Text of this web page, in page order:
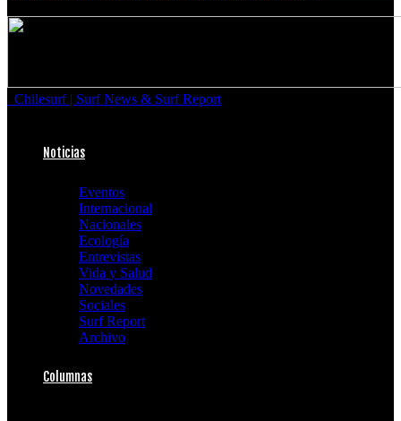
Chilesurf | Surf News & Surf Report
Noticias
Eventos
Internacional
Nacionales
Ecología
Entrevistas
Vida y Salud
Novedades
Sociales
Surf Report
Archivo
Columnas